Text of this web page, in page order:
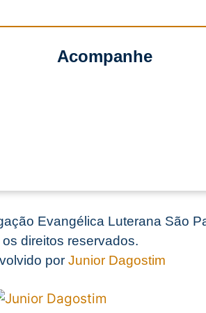
Acompanhe
Evangélica Luterana São
os direitos reservados.
por Junior Dagostim